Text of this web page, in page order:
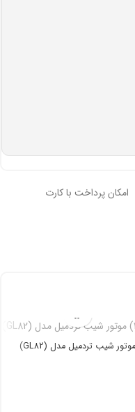
امکان پرداخت با کارت
موتور شیب تردمیل مدل (GL82)